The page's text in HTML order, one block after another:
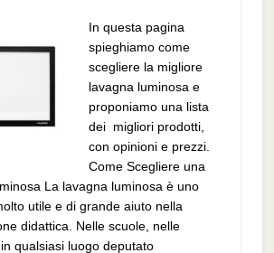
In questa pagina
spieghiamo come
scegliere la migliore
lavagna luminosa e
proponiamo una lista
dei migliori prodotti,
con opinioni e prezzi.
Come Scegliere una
La lavagna luminosa è uno
utile e di grande aiuto nella
didattica. Nelle scuole, nelle
qualsiasi luogo deputato